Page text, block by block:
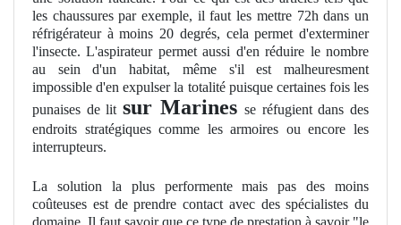
les chaussures par exemple, il faut les mettre 72h dans un
réfrigérateur à moins 20 degrés, cela permet d'exterminer
l'insecte. L'aspirateur permet aussi d'en réduire le nombre
au sein d'un habitat, même s'il est malheuresment
impossible d'en expulser la totalité puisque certaines fois les
punaises de lit sur Marinesse réfugient dans des
endroits stratégiques comme les armoires ou encore les
interrupteurs.
La solution la plus performente mais pas des moins
coûteuses est de prendre contact avec des spécialistes du
domaine. Il faut savoir que ce type de prestation à savoir "le